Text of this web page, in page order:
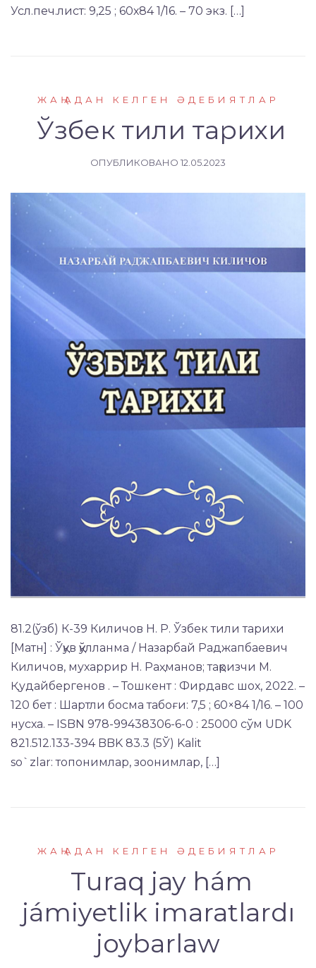
Усл.печ.лист: 9,25 ; 60х84 1/16. – 70 экз. […]
ЖАҢАДАН КЕЛГЕН ӘДЕБИЯТЛАР
Ўзбек тили тарихи
ОПУБЛИКОВАНО 12.05.2023
81.2(ўзб) К-39 Киличов Н. Р. Ўзбек тили тарихи
[Матн] : Ўқув қўлланма / Назарбай Раджапбаевич
Киличов, мухаррир Н. Раҳманов; тақризчи М.
Қудайбергенов . – Тошкент : Фирдавс шох, 2022. –
120 бет : Шартли босма табоғи: 7,5 ; 60×84 1/16. – 100
нусха. – ISBN 978-99438306-6-0 : 25000 сўм UDK
821.512.133-394 BBK 83.3 (5Ў) Kalit
so`zlar: топонимлар, зоонимлар, […]
ЖАҢАДАН КЕЛГЕН ӘДЕБИЯТЛАР
Turaq jay hám
jámiyetlik imaratlardı
joybarlaw